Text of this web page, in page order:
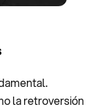
la retroversión